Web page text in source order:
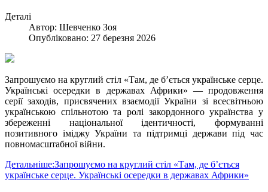
Деталі
Автор: Шевченко Зоя
Опубліковано: 27 березня 2026
Запрошуємо на круглий стіл «Там, де б’ється українське серце.
Українські осередки в державах Африки» — продовження
серії заходів, присвячених взаємодії України зі всесвітньою
українською спільнотою та ролі закордонного українства у
збереженні національної ідентичності, формуванні
позитивного іміджу України та підтримці держави під час
повномасштабної війни.
Детальніше:Запрошуємо на круглий стіл «Там, де б’ється
українське серце. Українські осередки в державах Африки»